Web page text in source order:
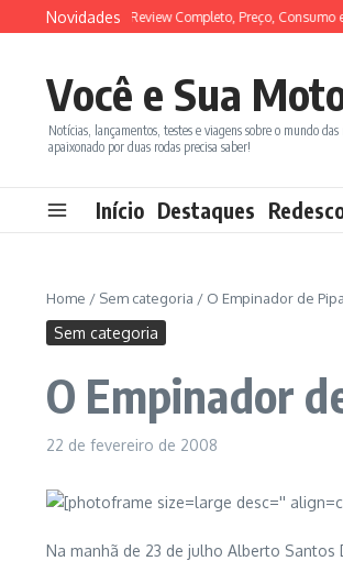
Ir para o conteúdo
Novidades
ADX 150 2026: Review Completo, Preço, Consumo e
Você e Sua
Notícias, lançamentos, testes e viagens sobre o mundo
apaixonado por duas rodas precisa saber!
Início Destaques
Home / Sem categoria / O Empinador de
Sem categoria
O Empinador
22 de fevereiro de 2008
Na manhã de 23 de julho Alberto